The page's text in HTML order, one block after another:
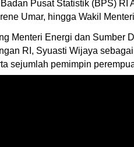
Pusat Statistik (BPS)
Umar, hingga Wakil
Menteri Energi dan Sumber
RI, Syuasti Wijaya
sejumlah pemimpin